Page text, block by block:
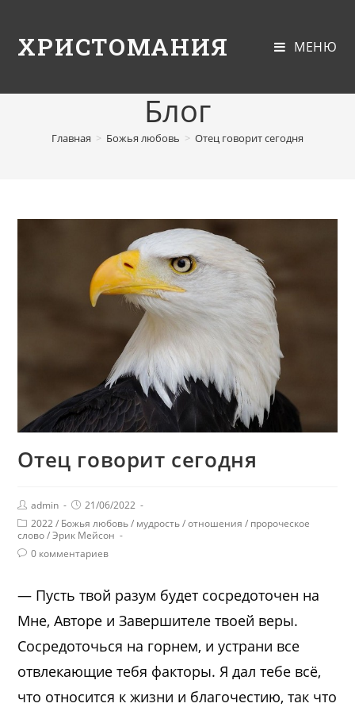
ХРИСТОМАНИЯ МЕНЮ
Блог
Главная > Божья любовь > Отец говорит сегодня
Отец говорит сегодня
admin
21/06/2022
2022 / Божья любовь / мудрость / отношения / пророческое
слово / Эрик Мейсон
0 комментариев
— Пусть твой разум будет сосредоточен на
Мне, Авторе и Завершителе твоей веры.
Сосредоточься на горнем, и устрани все
отвлекающие тебя факторы. Я дал тебе всё,
что относится к жизни и благочестию, так что